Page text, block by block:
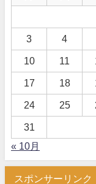
3 4
10 11
17 18
24 25
31
« 10月
スポンサーリンク